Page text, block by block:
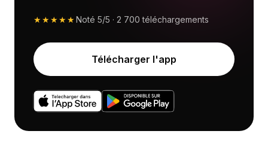
★★★★★Noté 5/5 · 2 700 téléchargements
Télécharger l'app